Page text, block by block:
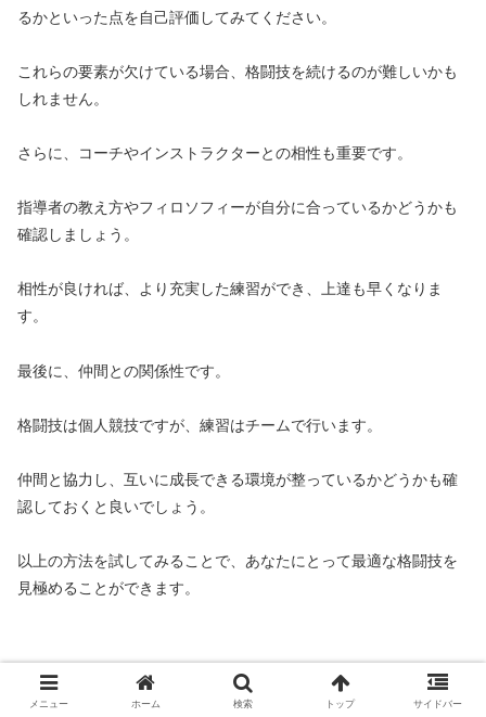
るかといった点を自己評価してみてください。
これらの要素が欠けている場合、格闘技を続けるのが難しいかも
しれません。
さらに、コーチやインストラクターとの相性も重要です。
指導者の教え方やフィロソフィーが自分に合っているかどうかも
確認しましょう。
相性が良ければ、より充実した練習ができ、上達も早くなりま
す。
最後に、仲間との関係性です。
格闘技は個人競技ですが、練習はチームで行います。
仲間と協力し、互いに成長できる環境が整っているかどうかも確
認しておくと良いでしょう。
以上の方法を試してみることで、あなたにとって最適な格闘技を
見極めることができます。
メニュー ホーム 検索 トップ サイドバー